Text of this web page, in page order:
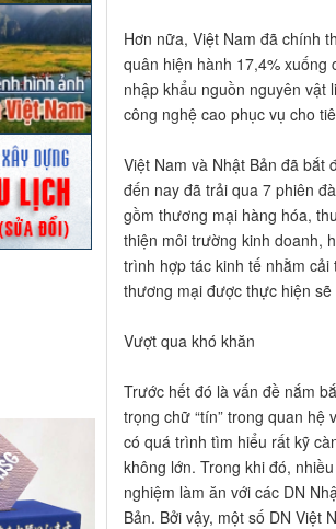
Hơn nữa, Việt Nam đã chính
quân hiện hành 17,4%
nhập khẩu nguồn nguyên vật
công nghệ cao phục vụ cho
Việt Nam và Nhật Bản đã bắt
đến nay đã trải qua 7 phiên
gồm thương mại hàng hóa,
thiện môi trường kinh doanh,
trình hợp tác kinh tế nhằm
thương mại được thực hiện
Vượt qua khó khăn
Trước hết đó là vấn đề nắm
trọng chữ “tín” trong quan
có quá trình tìm hiểu rất kỹ
không lớn. Trong khi đó,
nghiệm làm ăn với các DN
Bản. Bởi vậy, một số DN Việt